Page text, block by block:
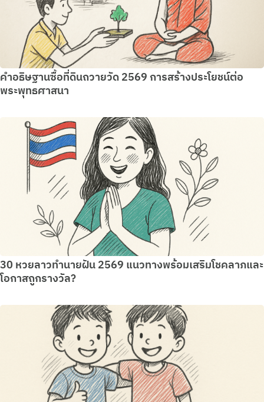
คำอธิษฐานซื้อที่ดินถวายวัด 2569 การสร้างประโยชน์ต่อ
พระพุทธศาสนา
30 หวยลาวทำนายฝัน 2569 แนวทางพร้อมเสริมโชคลาภและ
โอกาสถูกรางวัล?